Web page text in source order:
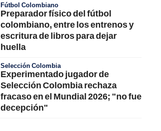
Fútbol Colombiano
Preparador físico del fútbol
colombiano, entre los entrenos y
escritura de libros para dejar
huella
Selección Colombia
Experimentado jugador de
Selección Colombia rechaza
fracaso en el Mundial 2026; "no fue
decepción"